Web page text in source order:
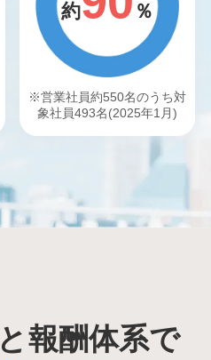
約 ％
※営業社員約550名のうち対
象社員493名(2025年1月)
報酬体系で